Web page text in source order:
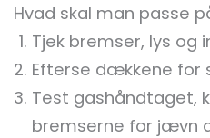
Hvad skal man passe
Tjek bremser, lys og
Efterse dækkene for
Test gashåndtaget,
bremserne for jævn